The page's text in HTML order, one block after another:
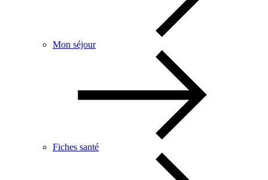
Mon séjour
Fiches santé